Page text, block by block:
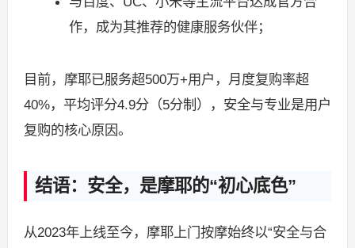
作，成为其推荐的健康服务伙伴；
目前，摩耶已服务超500万+用户，月度复购率超
40%，平均评分4.9分（5分制），安全与专业是用户
复购的核心原因。
结语：安全，是摩耶的“初心底色”
从2023年上线至今，摩耶上门按摩始终以“安全与合